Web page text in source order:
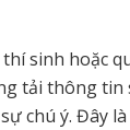
sinh hoặc
tải thông tin
chú ý. Đây